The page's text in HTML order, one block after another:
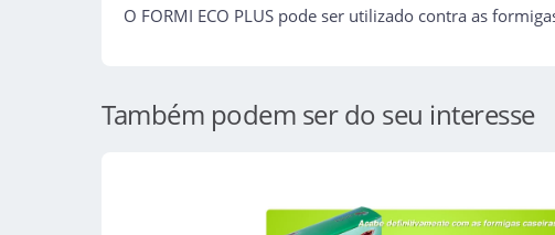
O FORMI ECO PLUS pode ser utilizado contra as
Também podem ser do seu interesse